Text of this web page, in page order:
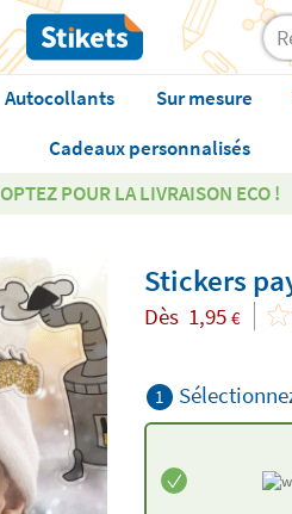
Autocollants Sur mesure
Cadeaux personnalisés
OPTEZ POUR LA LIVRAISON ECO !
Stickers
Dès 1,95 €
1